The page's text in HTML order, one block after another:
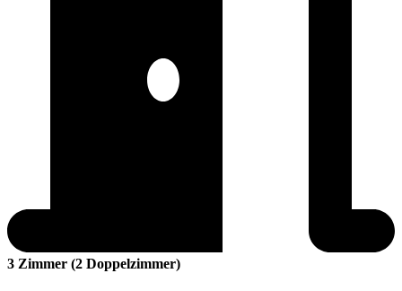
3 Zimmer (2 Doppelzimmer)